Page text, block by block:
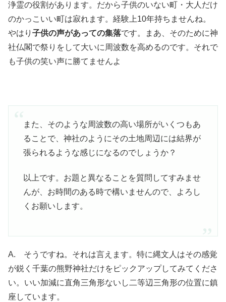
浄霊の役割があります。だから子供のいない町・大人だけ
のかっこいい町は寂れます。経験上10年持ちませんね。
やはり 子供の声があっての集落です。まあ、そのために神
社仏閣で祭りをして大いに周波数を高めるのです。それで
も子供の笑い声に勝てませんよ
また、そのような周波数の高い場所がいくつもあ
ることで、神社のようにその土地周辺には結界が
張られるような感じになるのでしょうか？
以上です。お題と異なることを質問してすみませ
んが、お時間のある時で構いませんので、よろし
くお願いします。
A. そうですね。それは言えます。特に縄文人はその感覚
が鋭く千葉の熊野神社だけをピックアップしてみてくださ
い。いい加減に直角三角形ないし二等辺三角形の位置に鎮
座しています。